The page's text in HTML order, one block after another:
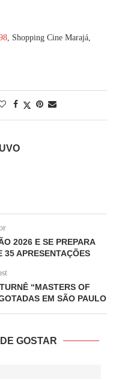
, Shopping Cine Marajá,
2026 E SE PREPARA
35 APRESENTAÇÕES
“MASTERS OF
EM SÃO PAULO
GOSTAR